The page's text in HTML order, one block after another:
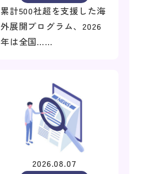
累計500社超を支援した海
外展開プログラム、2026
年は全国……
2026.08.07